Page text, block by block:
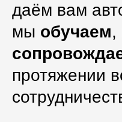
даём вам
мы обучаем,
протяжении